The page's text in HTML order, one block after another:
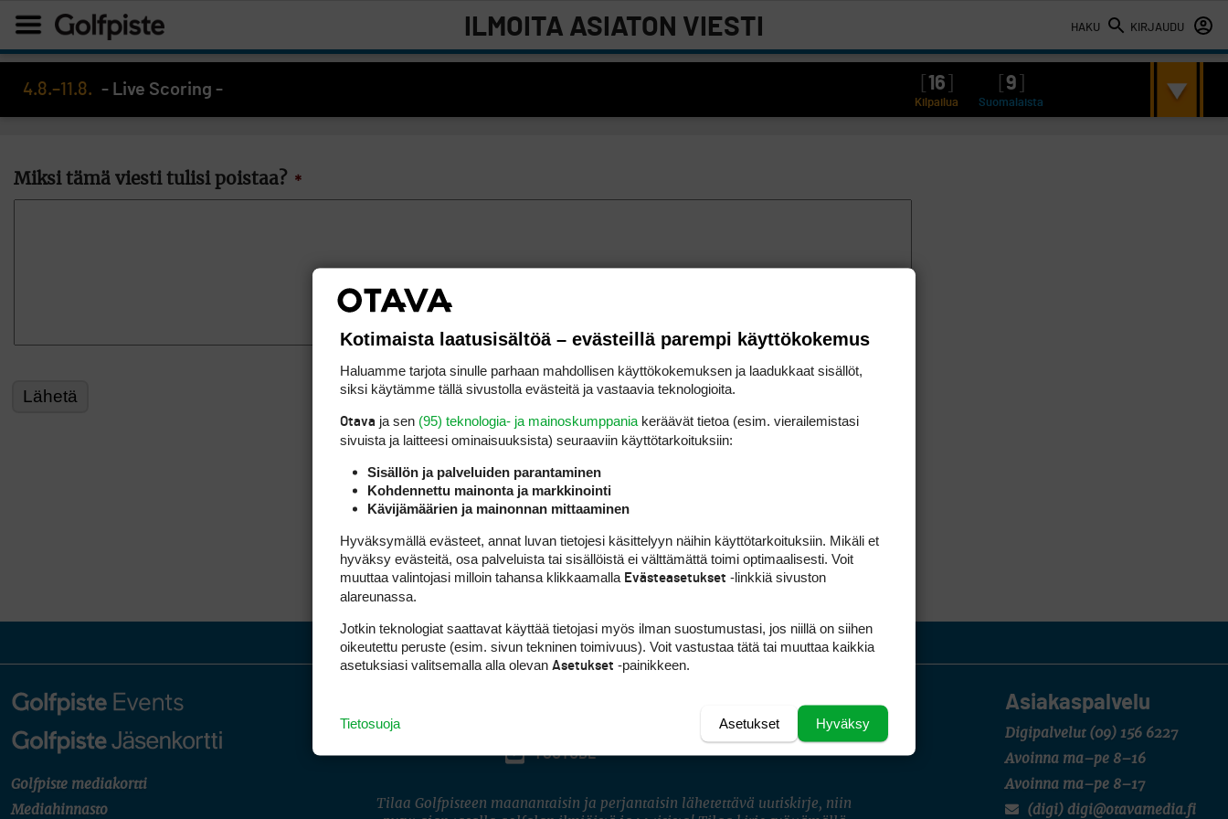
HAKU KIRJAUDU
ILMOITA ASIATON VIESTI
4.8.–11.8. - Live Scoring - 16 9
Kilpailua Suomalaista
Miksi tämä viesti tulisi poistaa? *
Golfpiste mediakortti
Mediahinnasto
Asiakaspalvelu
Digipalvelut (09) 156 6227
Avoinna ma–pe 8–16
Avoinna ma–pe 8–17
(digi) digi@otavamedia.fi
INSTAGRAM
YOUTUBE
Tilaa Golfpisteen maanantaisin ja perjantaisin lähetettävä uutiskirje, niin
Kotimaista laatusisältöä – evästeillä parempi käyttökokemus
Haluamme tarjota sinulle parhaan mahdollisen käyttökokemuksen ja laadukkaat sisällöt,
siksi käytämme tällä sivustolla evästeitä ja vastaavia teknologioita.
Otava ja sen (95) teknologia- ja mainoskumppania keräävät tietoa (esim. vierailemis­tasi
sivuista ja laitteesi ominaisuuk­sista) seuraaviin käyttötarkoituksiin:
Sisällön ja palveluiden parantaminen
Kohdennettu mainonta ja markkinointi
Kävijämäärien ja mainonnan mittaaminen
Hyväksymällä evästeet, annat luvan tietojesi käsittelyyn näihin käyttötarkoituksiin. Mikäli et
hyväksy evästeitä, osa palveluista tai sisällöistä ei välttämättä toimi optimaalisesti. Voit
muuttaa valintojasi milloin tahansa klikkaamalla Evästeasetukset -linkkiä sivuston
alareunassa.
Jotkin teknologiat saattavat käyttää tietojasi myös ilman suostumustasi, jos niillä on siihen
oikeutettu peruste (esim. sivun tekninen toimivuus). Voit vastustaa tätä tai muuttaa kaikkia
asetuksiasi valitsemalla alla olevan Asetukset -painikkeen.
Hyväksy
Asetukset
Tietosuoja